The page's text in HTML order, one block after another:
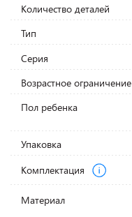
Количество деталей
Тип
Серия
Возрастное ограничение
Пол ребенка
Упаковка
Комплектация
Материал